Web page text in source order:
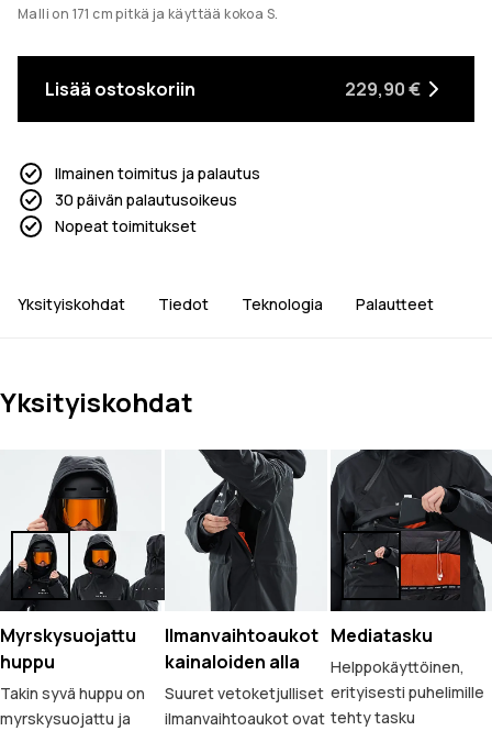
Malli on 171 cm pitkä ja käyttää kokoa S.
Lisää ostoskoriin 229,90 €
Ilmainen toimitus ja palautus
30 päivän palautusoikeus
Nopeat toimitukset
Yksityiskohdat Tiedot Teknologia Palautteet
Yksityiskohdat
Myrskysuojattu
huppu
Takin syvä huppu on
myrskysuojattu ja
Ilmanvaihtoaukot
kainaloiden alla
Suuret vetoketjulliset
ilmanvaihtoaukot ovat
Mediatasku
Helppokäyttöinen,
erityisesti puhelimille
tehty tasku